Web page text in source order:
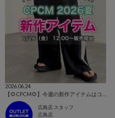
2026.06.24
広島店 スタッフ
広島店